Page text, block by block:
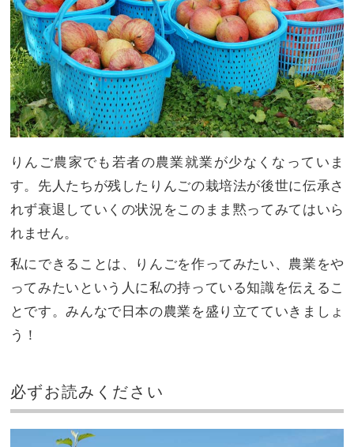
りんご農家でも若者の農業就業が少なくなっていま
す。先人たちが残したりんごの栽培法が後世に伝承さ
れず衰退していくの状況をこのまま黙ってみてはいら
れません。
私にできることは、りんごを作ってみたい、農業をや
ってみたいという人に私の持っている知識を伝えるこ
とです。みんなで日本の農業を盛り立てていきましょ
う！
必ずお読みください